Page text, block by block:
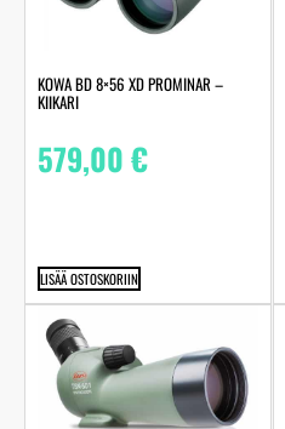
KOWA BD 8×56 XD PROMINAR –
KIIKARI
579,00€
LISÄÄ OSTOSKORIIN